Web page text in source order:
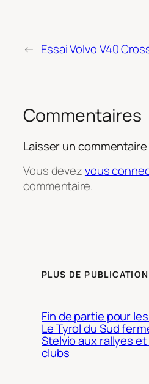
← Essai Volvo V40
Commentaires
Laisser un commentaire
Vous devezvous
commentaire.
PLUS DE
Fin de partie pour
Le Tyrol du Sud
Stelvio aux rallyes
clubs